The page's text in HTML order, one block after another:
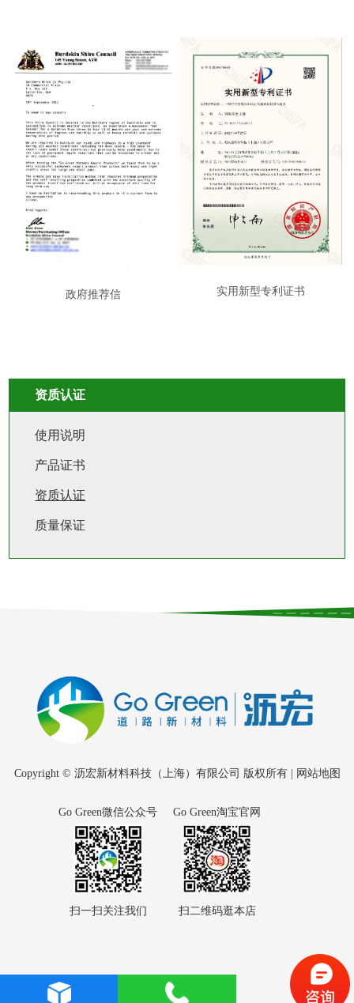
政府推荐信 实用新型专利证书
资质认证
使用说明
产品证书
资质认证
质量保证
Copyright © 沥宏新材料科技（上海）有限公司 版权所有 | 网站地图
Go Green微信公众号
扫一扫关注我们
Go Green淘宝官网
扫二维码逛本店